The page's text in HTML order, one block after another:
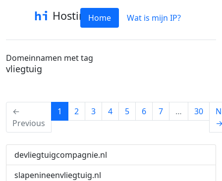
HostinfoHome Wat is mijn IP?
Domeinnamen met tag
vliegtuig
←
Previous
1 (current)
2 3 4 5 6 7 … 30
devliegtuigcompagnie.nl
slapenineenvliegtuig.nl